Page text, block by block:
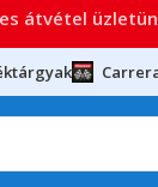
átvétel